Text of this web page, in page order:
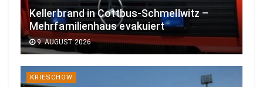
Kellerbrand in Cottbus-Schmellwitz –
Mehrfamilienhaus evakuiert
9. AUGUST 2026
KRIESCHOW